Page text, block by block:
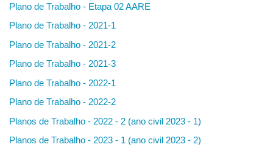
Plano de Trabalho - Etapa 02 AARE
Plano de Trabalho - 2021-1
Plano de Trabalho - 2021-2
Plano de Trabalho - 2021-3
Plano de Trabalho - 2022-1
Plano de Trabalho - 2022-2
Planos de Trabalho - 2022 - 2 (ano civil 2023 - 1)
Planos de Trabalho - 2023 - 1 (ano civil 2023 - 2)